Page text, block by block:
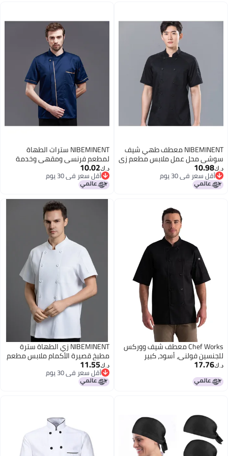
NIBEMINENT معطف طهي شيف
سوشي محل عمل ملابس مطعم زي
مطبخ موحد للنساء والرجال جاكيتات
طهي قمصان خدمة الطعام
د.ك‏10.98
أقل سعر في 30 يوم
أقل سعر في 30 يوم
NIBEMINENT سترات الطهاة
لمطعم فرنسي ومقهى وخدمة
الطعام ومطبخ ومحل حلاقة وملابس
عمل الطباخين
د.ك‏10.02
أقل سعر في 30 يوم
أقل سعر في 30 يوم
Chef Works معطف شيف ووركس
للجنسين فولني، أسود، كبير
د.ك‏17.76
NIBEMINENT زي الطهاة سترة
مطبخ قصيرة الأكمام ملابس مطعم
طباخ فندق خدمات الطعام قميص
طبخ خباز نادل ملابس عمل
د.ك‏11.55
أقل سعر في 30 يوم
أقل سعر في 30 يوم